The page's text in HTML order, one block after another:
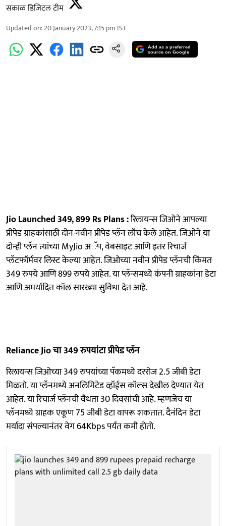
सकाळ डिजिटल टीम
Updated on:20 January 2023, 7:15 pm IST
Add as a preferred
source on Google
Jio Launched 349, 899 Rs Plans :रिलायन्स जिओने आपल्या
प्रीपेड ग्राहकांसाठी दोन नवीन प्रीपेड प्लॅन लाँच केले आहेत. जिओने या
दोन्ही प्लॅन त्यांच्या MyJio अॅप, वेबसाइट आणि इतर रिचार्ज
प्लॅटफॉर्मवर लिस्ट केल्या आहेत. जिओच्या नवीन प्रीपेड प्लॅनची ​​किंमत
349 रुपये आणि 899 रुपये आहेत. या प्लॅन्समध्ये कंपनी ग्राहकांना डेटा
आणि अमर्यादित कॉल सारख्या सुविधा देत आहे.
Reliance Jio चा 349 रुपयांटा प्रीपेड प्लॅन
रिलायन्स जिओच्या 349 रुपयांच्या पॅकमध्ये दररोज 2.5 जीबी डेटा
मिळतो. या प्लॅनमध्ये अनलिमिटेड व्हॉईस कॉल्स देखील देण्यात येत
आहेत. या रिचार्ज प्लॅनची ​​वैधता 30 दिवसांची आहे. म्हणजेच या
प्लॅनमध्ये ग्राहक एकूण 75 जीबी डेटा वापरू शकतात. दैनंदिन डेटा
मर्यादा संपल्यानंतर वेग 64Kbps पर्यंत कमी होतो.